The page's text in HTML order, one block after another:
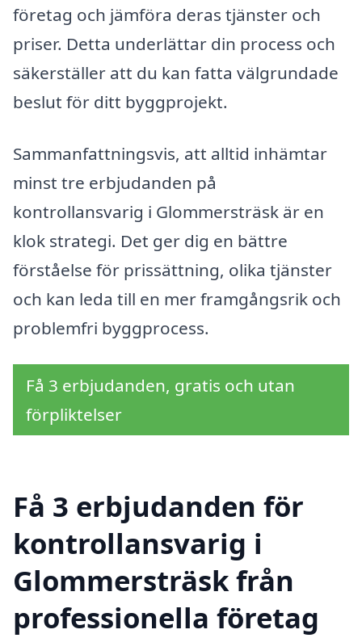
företag och jämföra deras tjänster och
priser. Detta underlättar din process och
säkerställer att du kan fatta välgrundade
beslut för ditt byggprojekt.
Sammanfattningsvis, att alltid inhämtar
minst tre erbjudanden på
kontrollansvarig i Glommersträsk är en
klok strategi. Det ger dig en bättre
förståelse för prissättning, olika tjänster
och kan leda till en mer framgångsrik och
problemfri byggprocess.
Få 3 erbjudanden, gratis och utan
förpliktelser
Få 3 erbjudanden för
kontrollansvarig i
Glommersträsk från
professionella företag